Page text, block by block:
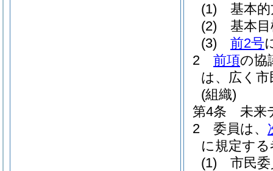
(1)
基本
(2)
基本
(3)
前2号
2
前項の協
は、広く
(組織)
第4条
未来
2
委員は、
に規定す
(1)
市民